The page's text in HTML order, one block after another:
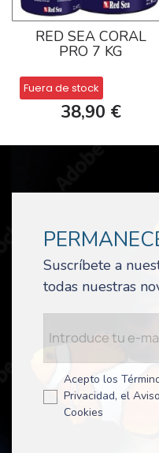
RED SEA CORAL
PRO 7 KG
Fuera de stock
38,90 €
Suscríbete a
todas nuestras
Acepto los
Privacidad, el
Cookies